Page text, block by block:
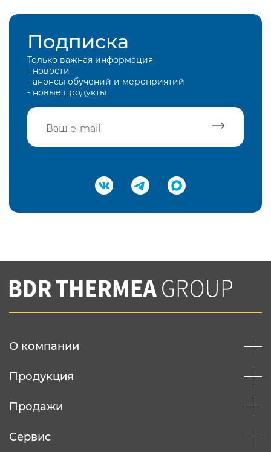
Подписка
Только важная информация:
- новости
- анонсы обучений и мероприятий
- новые продукты
Подтвердить e-mail
Вы соглашаетесь с нашей политикой
конфеденциальности
О компании
Продукция
Продажи
Сервис